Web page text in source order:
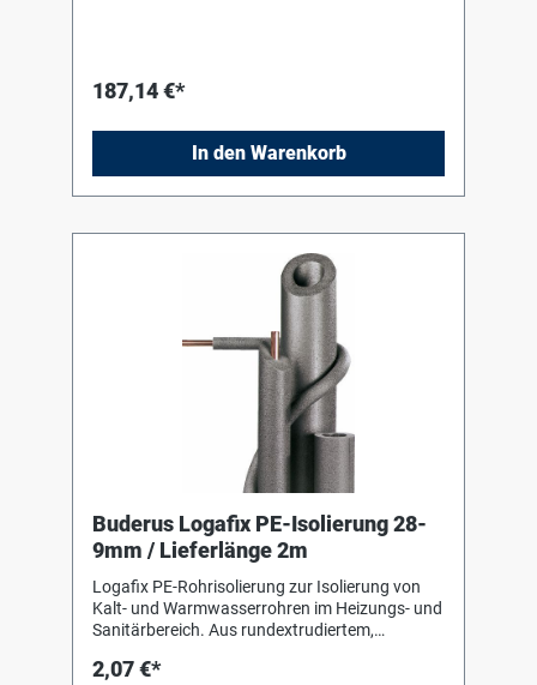
187,14 €*
In den Warenkorb
Buderus Logafix PE-Isolierung 28-
9mm / Lieferlänge 2m
Logafix PE-Rohrisolierung zur Isolierung von
Kalt- und Warmwasserrohren im Heizungs- und
Sanitärbereich. Aus rundextrudiertem,
alterungsbeständig und unverrottbar.
2,07 €*